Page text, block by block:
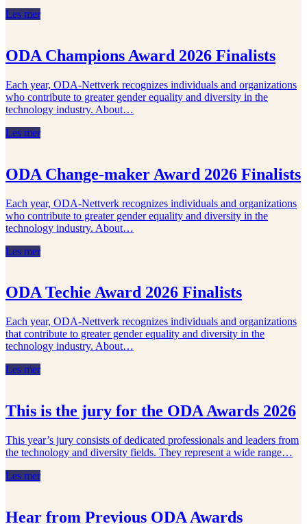
Les mer
ODA Champions Award 2026 Finalists
Each year, ODA‑Nettverk recognizes individuals and organizations
who contribute to greater gender equality and diversity in the
technology industry. About…
Les mer
ODA Change-maker Award 2026 Finalists
Each year, ODA‑Nettverk recognizes individuals and organizations
who contribute to greater gender equality and diversity in the
technology industry. About…
Les mer
ODA Techie Award 2026 Finalists
Each year, ODA‑Nettverk recognizes individuals and organizations
that contribute to greater gender equality and diversity in the
technology industry. About…
Les mer
This is the jury for the ODA Awards 2026
This year’s jury consists of dedicated professionals and leaders from
the technology and diversity fields. They represent a wide range…
Les mer
Hear from Previous ODA Awards